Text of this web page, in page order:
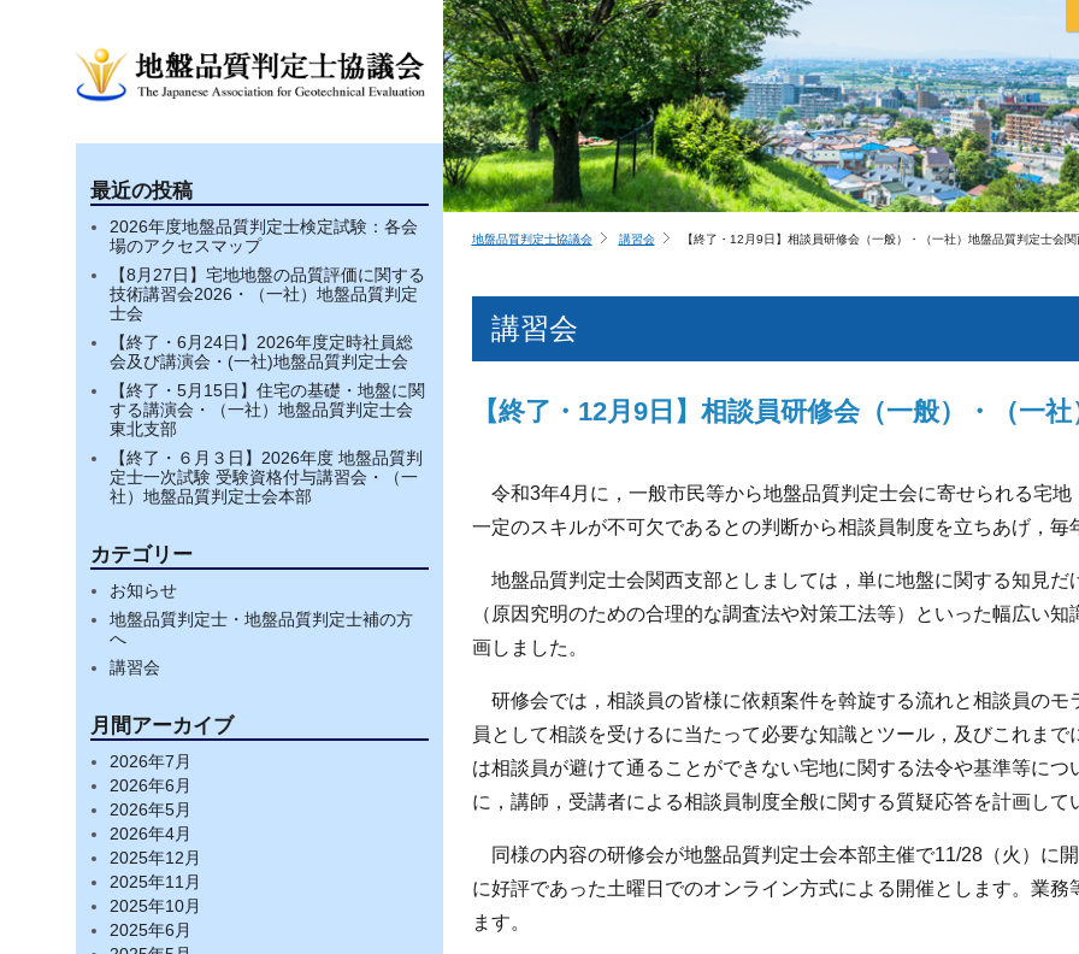
最近の投稿
2026年度地盤品質判定士検定試験：各会
場のアクセスマップ
【8月27日】宅地地盤の品質評価に関する
技術講習会2026・（一社）地盤品質判定
士会
【終了・6月24日】2026年度定時社員総
会及び講演会・(一社)地盤品質判定士会
【終了・5月15日】住宅の基礎・地盤に関
する講演会・（一社）地盤品質判定士会
東北支部
【終了・６月３日】2026年度 地盤品質判
定士一次試験 受験資格付与講習会・（一
社）地盤品質判定士会本部
カテゴリー
お知らせ
地盤品質判定士・地盤品質判定士補の方
へ
講習会
月間アーカイブ
2026年7月
2026年6月
2026年5月
2026年4月
2025年12月
2025年11月
2025年10月
2025年6月
地盤品質判定士協議会 講習会 【終了・12月9日】相談員研修会（一般）・（一社）地盤品質判定士会
講習会
【終了・12月9日】相談員研修会（一般）・（一
令和3年4月に，一般市民等から地盤品質判定士会に寄せられる宅
一定のスキルが不可欠であるとの判断から相談員制度を立ちあげ，
地盤品質判定士会関西支部としましては，単に地盤に関する知見
（原因究明のための合理的な調査法や対策工法等）といった幅広い
画しました。
研修会では，相談員の皆様に依頼案件を斡旋する流れと相談員の
員として相談を受けるに当たって必要な知識とツール，及びこれま
は相談員が避けて通ることができない宅地に関する法令や基準等に
に，講師，受講者による相談員制度全般に関する質疑応答を計画して
同様の内容の研修会が地盤品質判定士会本部主催で11/28（火）に
に好評であった土曜日でのオンライン方式による開催とします。業
ます。